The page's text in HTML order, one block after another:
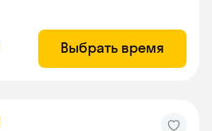
Выбрать время